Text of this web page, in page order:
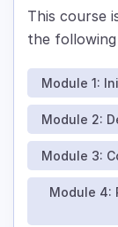
This course
the
Module 1:
Module 2:
Module 3:
Module 4: